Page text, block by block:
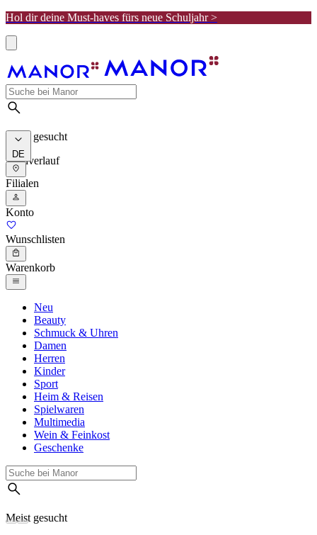
Hol dir deine Must-haves fürs neue Schuljahr >
Meist gesucht
Suchverlauf
DE
Filialen
Konto
Wunschlisten
Warenkorb
Neu
Beauty
Schmuck & Uhren
Damen
Herren
Kinder
Sport
Heim & Reisen
Spielwaren
Multimedia
Wein & Feinkost
Geschenke
Meist gesucht